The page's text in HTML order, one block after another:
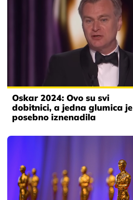
Oskar 2024: Ovo su svi
dobitnici, a jedna glumica je
posebno iznenadila